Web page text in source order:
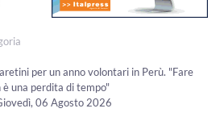
per un anno volontari in Perù. "Fare
è una perdita di tempo"
06 Agosto 2026